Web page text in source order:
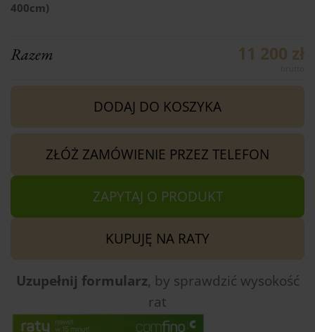
400cm)
Razem 11 200 zł
DODAJ DO KOSZYKA
ZŁÓŻ ZAMÓWIENIE PRZEZ TELEFON
ZAPYTAJ O PRODUKT
KUPUJĘ NA RATY
Uzupełnij formularz, by sprawdzić wysokość
rat